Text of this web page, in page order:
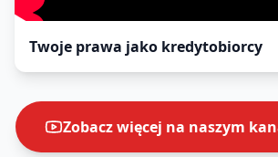
Twoje prawa jako kredytobiorcy
Zobacz więcej na naszym